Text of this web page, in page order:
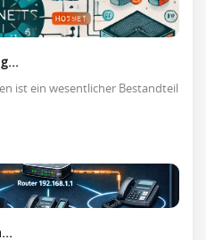
ist ein wesentlicher Bestandteil